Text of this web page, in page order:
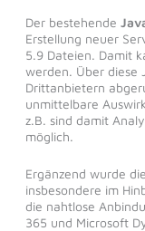
Der bestehende
Erstellung neuer
5.9 Dateien. Damit
werden. Über diese
Drittanbietern
unmittelbare
z.B. sind damit
möglich.
Ergänzend wurde die
insbesondere im
die nahtlose
365 und Microsoft